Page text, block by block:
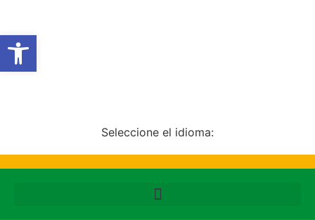
Seleccione el idioma:
Abrir barra de herramientas